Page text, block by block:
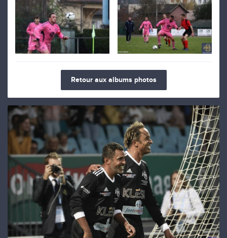
Retour aux albums photos